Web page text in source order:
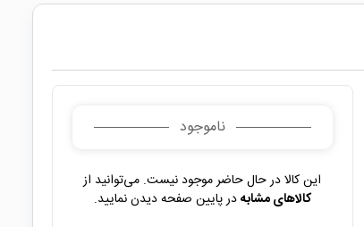
ناموجود
این کالا در حال حاضر موجود نیست. می‌توانید از
کالاهای مشابهدر پایین صفحه دیدن نمایید.